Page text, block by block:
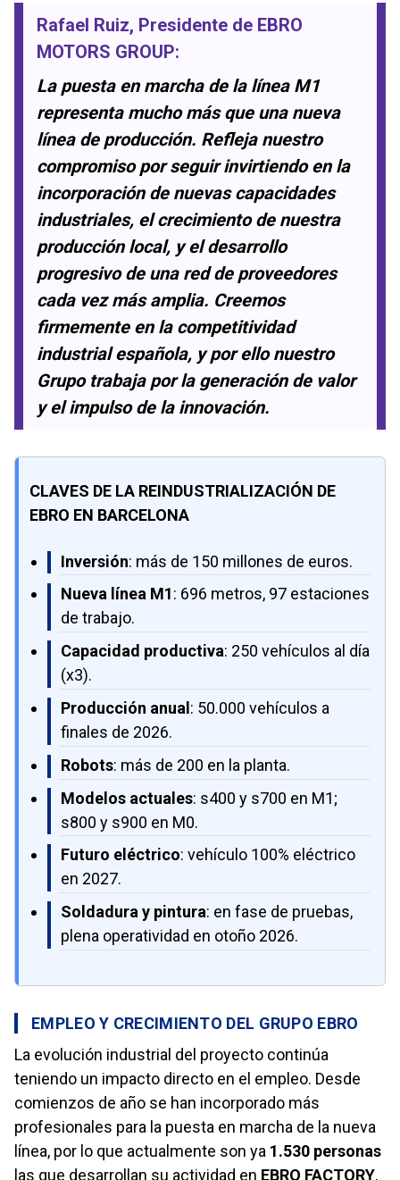
Rafael Ruiz, Presidente de EBRO
MOTORS GROUP:
La puesta en marcha de la línea M1
representa mucho más que una nueva
línea de producción. Refleja nuestro
compromiso por seguir invirtiendo en la
incorporación de nuevas capacidades
industriales, el crecimiento de nuestra
producción local, y el desarrollo
progresivo de una red de proveedores
cada vez más amplia. Creemos
firmemente en la competitividad
industrial española, y por ello nuestro
Grupo trabaja por la generación de valor
y el impulso de la innovación.
CLAVES DE LA REINDUSTRIALIZACIÓN DE
EBRO EN BARCELONA
Inversión: más de 150 millones de euros.
Nueva línea M1: 696 metros, 97 estaciones
de trabajo.
Capacidad productiva: 250 vehículos al día
(x3).
Producción anual : 50.000 vehículos a
finales de 2026.
Robots: más de 200 en la planta.
Modelos actuales: s400 y s700 en M1;
s800 y s900 en M0.
Futuro eléctrico: vehículo 100% eléctrico
en 2027.
Soldadura y pintura: en fase de pruebas,
plena operatividad en otoño 2026.
EMPLEO Y CRECIMIENTO DEL GRUPO EBRO
La evolución industrial del proyecto continúa
teniendo un impacto directo en el empleo. Desde
comienzos de año se han incorporado más
profesionales para la puesta en marcha de la nueva
línea, por lo que actualmente son ya 1.530 personas
las que desarrollan su actividad en EBRO FACTORY,